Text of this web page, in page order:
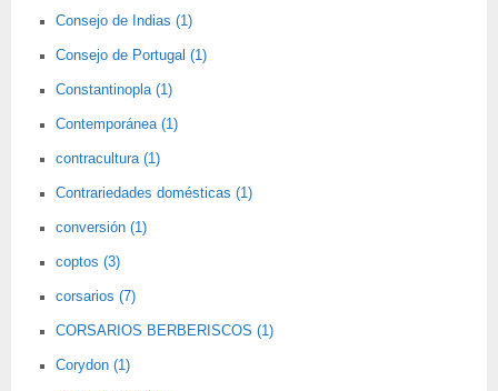
Consejo de Indias (1)
Consejo de Portugal (1)
Constantinopla (1)
Contemporánea (1)
contracultura (1)
Contrariedades domésticas (1)
conversión (1)
coptos (3)
corsarios (7)
CORSARIOS BERBERISCOS (1)
Corydon (1)